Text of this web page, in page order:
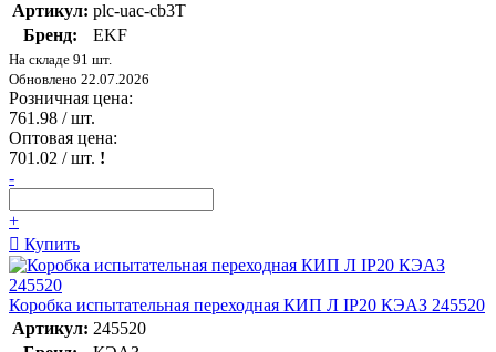
Артикул: plc-uac-cb3T
Бренд:
EKF
На складе 91 шт.
Обновлено 22.07.2026
Розничная цена:
761.98 / шт.
Оптовая цена:
701.02 / шт. !
-
+
Купить
Коробка испытательная переходная КИП Л IP20 КЭАЗ 245520
Артикул: 245520